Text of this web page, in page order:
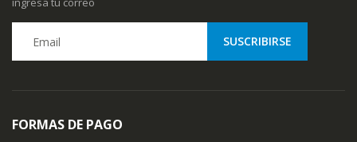
FORMAS DE PAGO